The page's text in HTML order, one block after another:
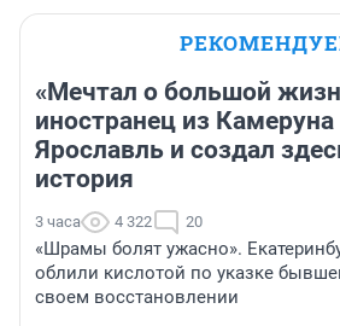
«Мечтал о большой
иностранец из Камеруна
Ярославль и создал
история
3 часа 4 322 20
«Шрамы болят ужасно».
облили кислотой по указке
своем восстановлении